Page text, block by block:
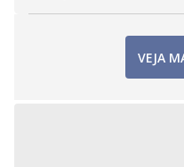
VEJA